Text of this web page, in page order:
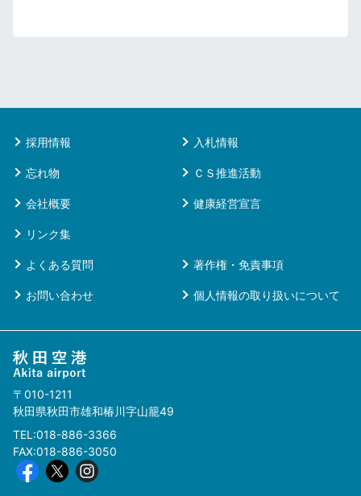
採用情報 入札情報
忘れ物 ＣＳ推進活動
会社概要 健康経営宣言
リンク集
よくある質問 著作権・免責事項
お問い合わせ 個人情報の取り扱いについて
〒010-1211
秋田県秋田市雄和椿川字山籠49
TEL:018-886-3366
FAX:018-886-3050